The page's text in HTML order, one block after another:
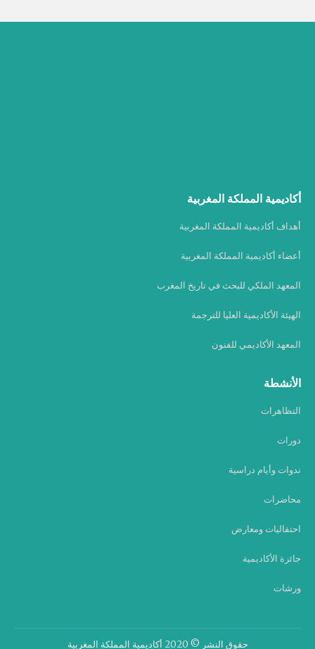
أكاديمية المملكة المغربية
أهداف أكاديمية المملكة المغربية
أعضاء أكاديمية المملكة المغربية
المعهد الملكي للبحث في تاريخ المغرب
الهيئة الأكاديمية العليا للترجمة
المعهد الأكاديمي للفنون
الأنشطة
التظاهرات
دورات
ندوات وأيام دراسية
محاضرات
احتفاليات ومعارض
جائزة الأكاديمية
ورشات
حقوق النشر © 2020 أكاديمية المملكة المغربية